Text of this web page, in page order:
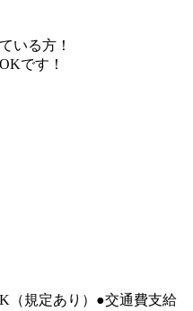
いる方！
です！
規定あり）●交通費支給